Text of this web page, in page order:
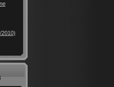
2010)